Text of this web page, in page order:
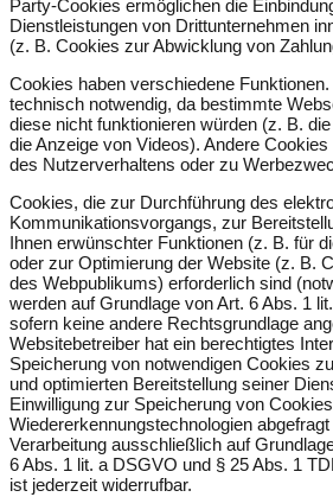
Party-Cookies ermöglichen die
Dienstleistungen von Drittunternehmen
(z. B. Cookies zur Abwicklung von
Cookies haben verschiedene
technisch notwendig, da bestimmte
diese nicht funktionieren würden (z. B.
die Anzeige von Videos). Andere
des Nutzerverhaltens oder zu
Cookies, die zur Durchführung des
Kommunikationsvorgangs, zur
Ihnen erwünschter Funktionen (z. B. für
oder zur Optimierung der Website (z. B.
des Webpublikums) erforderlich sind
werden auf Grundlage von Art. 6 Abs. 1
sofern keine andere Rechtsgrundlage
Websitebetreiber hat ein berechtigtes
Speicherung von notwendigen Cookies
und optimierten Bereitstellung seiner
Einwilligung zur Speicherung von
Wiedererkennungstechnologien
Verarbeitung ausschließlich auf
6 Abs. 1 lit. a DSGVO und § 25 Abs. 1
ist jederzeit widerrufbar.